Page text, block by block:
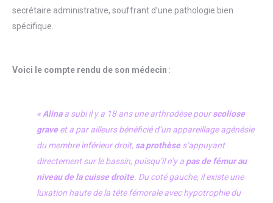
secrétaire administrative, souffrant d’une pathologie bien
spécifique.
Voici le compte rendu de son médecin :
« Alinaa subi il y a 18 ans une arthrodèse pourscoliose
graveet a par ailleurs bénéficié d’un appareillage agénésie
du membre inférieur droit, sa prothèses’appuyant
directement sur le bassin, puisqu’il n’y a pas de fémur au
niveau de la cuisse droite. Du coté gauche, il existe une
luxation haute de la tête fémorale avec hypotrophie du